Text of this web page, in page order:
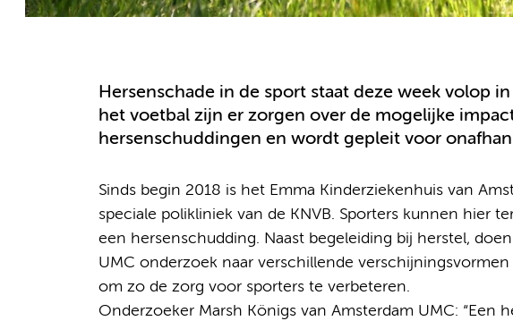
Hersenschade in de sport staat deze week volop
het voetbal zijn er zorgen over de mogelijke
hersenschuddingen en wordt gepleit voor
Sinds begin 2018 is het Emma Kinderziekenhuis van
speciale polikliniek van de KNVB. Sporters kunnen hier
een hersenschudding. Naast begeleiding bij herstel,
UMC onderzoek naar verschillende
om zo de zorg voor sporters te verbeteren.
Onderzoeker Marsh Königs van Amsterdam UMC: “Een